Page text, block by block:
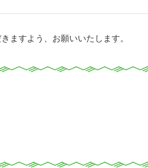
ますよう、お願いいたします。